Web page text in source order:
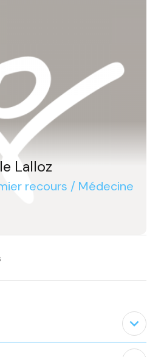
Lalloz
recours / Médecine
expand_less